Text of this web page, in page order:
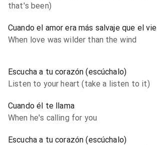
that's been)
Cuando el amor era más salvaje que el
When love was wilder than the wind
Escucha a tu corazón (escúchalo)
Listen to your heart (take a listen to it)
Cuando él te llama
When he's calling for you
Escucha a tu corazón (escúchalo)